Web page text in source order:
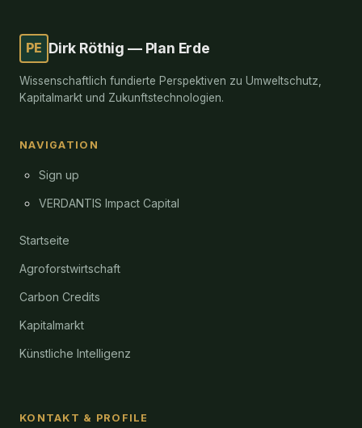
PE Dirk Röthig — Plan Erde
Wissenschaftlich fundierte Perspektiven zu Umweltschutz,
Kapitalmarkt und Zukunftstechnologien.
NAVIGATION
Sign up
VERDANTIS Impact Capital
Startseite
Agroforstwirtschaft
Carbon Credits
Kapitalmarkt
Künstliche Intelligenz
KONTAKT & PROFILE